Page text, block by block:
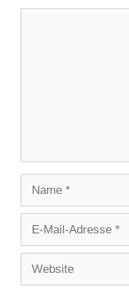
Adresse